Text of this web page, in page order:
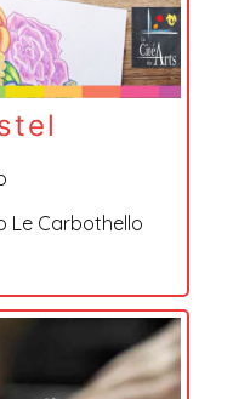
Le Carbothello